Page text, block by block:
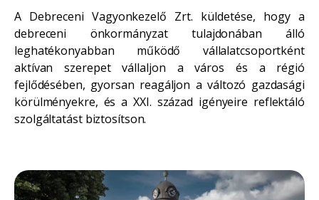
A Debreceni Vagyonkezelő Zrt. küldetése, hogy a
debreceni önkormányzat tulajdonában álló
leghatékonyabban működő vállalatcsoportként
aktívan szerepet vállaljon a város és a régió
fejlődésében, gyorsan reagáljon a változó gazdasági
körülményekre, és a XXI. század igényeire reflektáló
szolgáltatást biztosítson.